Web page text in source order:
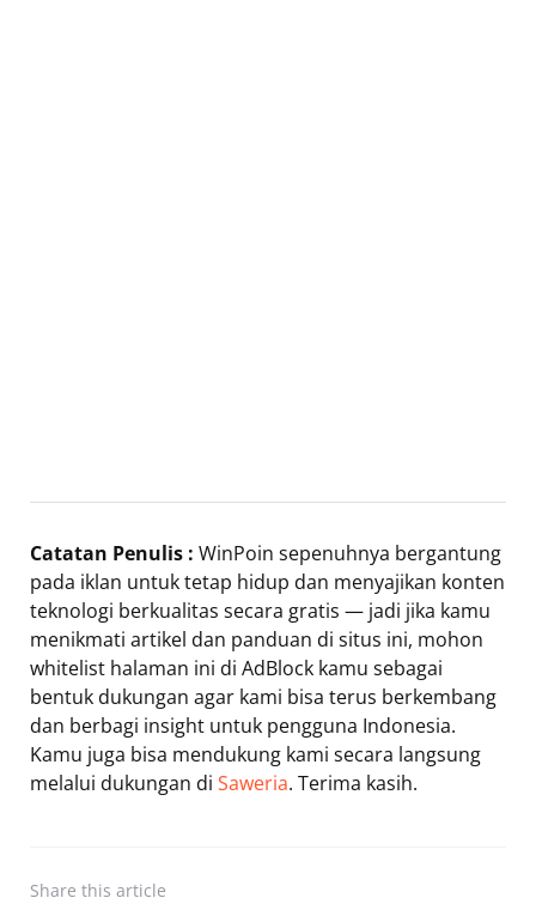
Catatan Penulis : WinPoin sepenuhnya bergantung
pada iklan untuk tetap hidup dan menyajikan konten
teknologi berkualitas secara gratis — jadi jika kamu
menikmati artikel dan panduan di situs ini, mohon
whitelist halaman ini di AdBlock kamu sebagai
bentuk dukungan agar kami bisa terus berkembang
dan berbagi insight untuk pengguna Indonesia.
Kamu juga bisa mendukung kami secara langsung
melalui dukungan di Saweria. Terima kasih.
Share this article